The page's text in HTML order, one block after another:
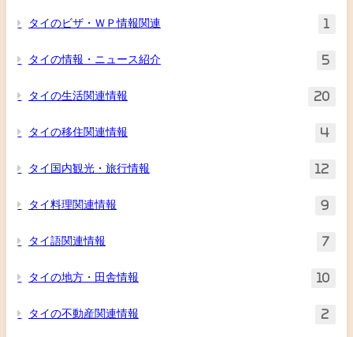
タイのビザ・ＷＰ情報関連 1
タイの情報・ニュース紹介 5
タイの生活関連情報 20
タイの移住関連情報 4
タイ国内観光・旅行情報 12
タイ料理関連情報 9
タイ語関連情報 7
タイの地方・田舎情報 10
タイの不動産関連情報 2